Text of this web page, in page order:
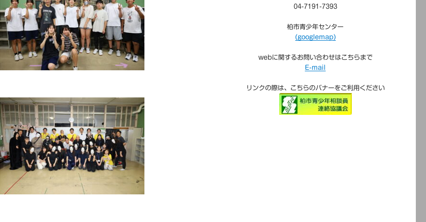
04-7191-7393
柏市青少年センター
(googlemap)
webに関するお問い合わせはこちらまで
E-mail
リンクの際は、こちらのバナーをご利用ください